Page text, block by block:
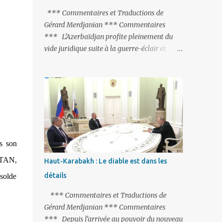
son
peine de mort est rétablie ; Et des menaces
non voilées envers les Etats-Unis : «Si Gülen
n'est pas extradé, les États-Unis sacrifieront
les relations bilatérales à cause de ce
*** Commentaires et Traductions de
Gérard Merdjanian *** Commentaires
*** L’Azerbaïdjan profite pleinement du
vide juridique suite à la guerre-éclair et
frontière entre l’Arménie et la Turquie
(268km) est essentiellement gardée par des
gardes-frontière russes rattachés à la base
militaire russe 102 de Gumri. On ne sait
jamais si l’envie prenait au zigoto d’en face
d’envoyer ses chars sur Erevan (1). Si les
221km de frontière avec le Nakhitchevan,
pas de problèmes majeurs, il n’en est pas de
même des 566km avec l’Azerbaïdjan. Bakou,
profitant de la faiblesse de l’Arménie et
surtout du fait que ce sont exclusivement des
Haut-Karabakh : Le diable est dans les
détails
*** Commentaires et Traductions de
Gérard Merdjanian *** Commentaires
*** Depuis l’arrivée au pouvoir du nouveau